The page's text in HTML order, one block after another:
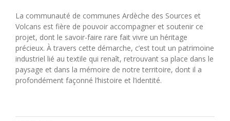
La communauté de communes Ardèche des Sources et
Volcans est fière de pouvoir accompagner et soutenir ce
projet, dont le savoir-faire rare fait vivre un héritage
précieux. À travers cette démarche, c’est tout un patrimoine
industriel lié au textile qui renaît, retrouvant sa place dans le
paysage et dans la mémoire de notre territoire, dont il a
profondément façonné l’histoire et l’identité.